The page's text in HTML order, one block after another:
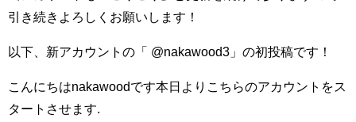
引き続きよろしくお願いします！
以下、新アカウントの「 @nakawood3」の初投稿です！
こんにちはnakawoodです本日よりこちらのアカウントをス
タートさせます.